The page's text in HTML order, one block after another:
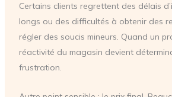
Certains clients regrettent des délais
longs ou des difficultés à obtenir des
régler des soucis mineurs. Quand un
réactivité du magasin devient
frustration.